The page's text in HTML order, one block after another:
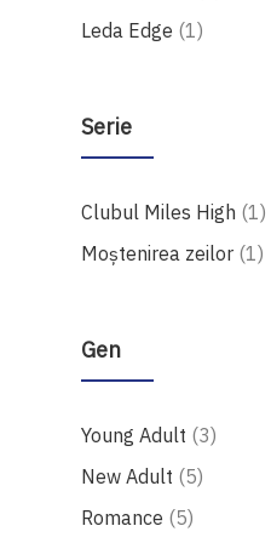
Leda Edge 1produs
Serie
Clubul Miles High 1
Moștenirea zeilor 1
Gen
Young Adult 3produse
New Adult
5produse
Romance
5produse